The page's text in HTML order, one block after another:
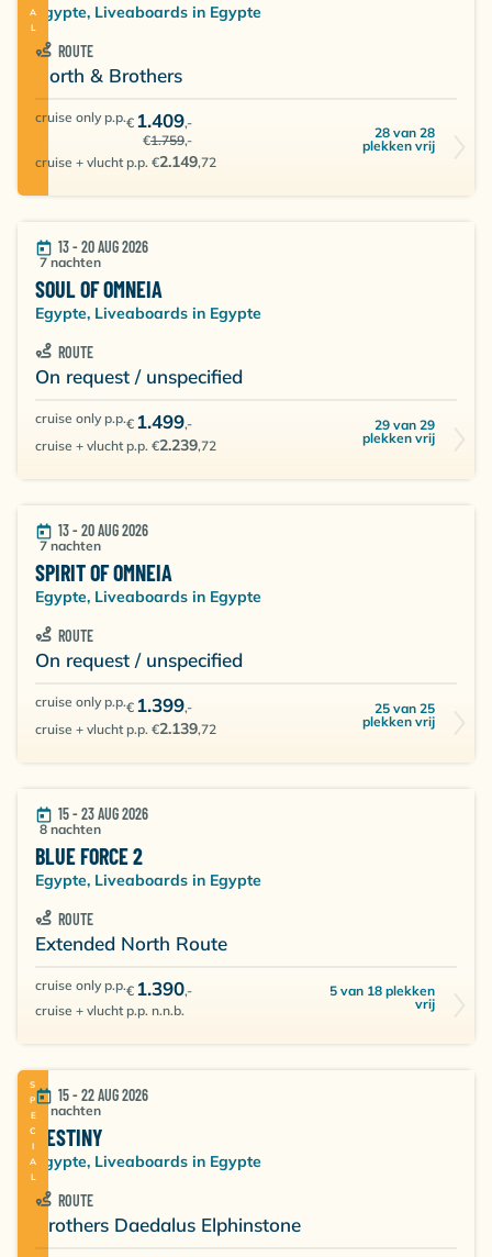
Egypte, Liveaboards in Egypte
ROUTE
North & Brothers
cruise only p.p.€ 1.409,-
€1.759,-
cruise + vlucht p.p. €2.149,72
28 van 28
plekken vrij
13 - 20 AUG 2026
7 nachten
SOUL OF OMNEIA
Egypte, Liveaboards in Egypte
ROUTE
On request / unspecified
cruise only p.p.€ 1.499,-
cruise + vlucht p.p. €2.239,72
29 van 29
plekken vrij
13 - 20 AUG 2026
7 nachten
SPIRIT OF OMNEIA
Egypte, Liveaboards in Egypte
ROUTE
On request / unspecified
cruise only p.p.€ 1.399,-
cruise + vlucht p.p. €2.139,72
25 van 25
plekken vrij
15 - 23 AUG 2026
8 nachten
BLUE FORCE 2
Egypte, Liveaboards in Egypte
ROUTE
Extended North Route
cruise only p.p.€ 1.390,-
cruise + vlucht p.p. n.n.b.
5 van 18 plekken
vrij
SPECIAL 15 - 22 AUG 2026
7 nachten
DESTINY
Egypte, Liveaboards in Egypte
ROUTE
Brothers Daedalus Elphinstone